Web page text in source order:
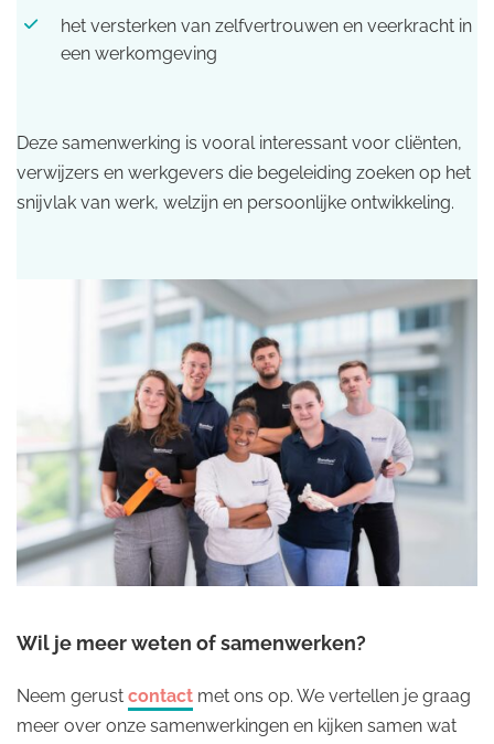
het versterken van zelfvertrouwen en veerkracht in
een werkomgeving
Deze samenwerking is vooral interessant voor cliënten,
verwijzers en werkgevers die begeleiding zoeken op het
snijvlak van werk, welzijn en persoonlijke ontwikkeling.
Wil je meer weten of samenwerken?
Neem gerust contact met ons op. We vertellen je graag
meer over onze samenwerkingen en kijken samen wat